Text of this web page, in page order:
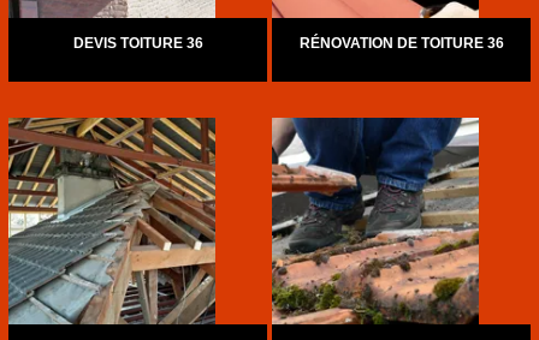
DEVIS TOITURE 36 RÉNOVATION DE TOITURE 36